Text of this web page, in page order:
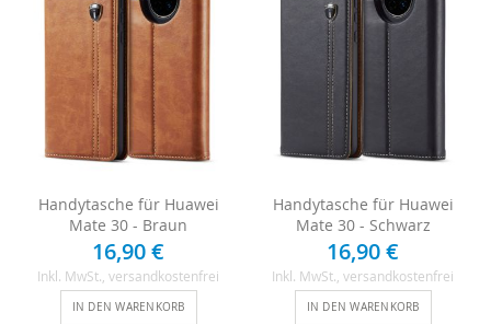
Handytasche für Huawei
Mate 30 - Braun
16,90 €
Inkl. MwSt., versandkostenfrei
IN DEN WARENKORB
Handytasche für Huawei
Mate 30 - Schwarz
16,90 €
Inkl. MwSt., versandkostenfrei
IN DEN WARENKORB